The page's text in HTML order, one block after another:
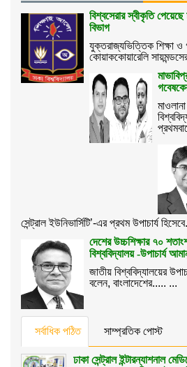
বিশ্বসেরার স্বীকৃতি পেয়েছে
বিভাগ
যুক্তরাজ্যভিত্তিক শিক্ষা ও
কোয়াককোয়ারেলি
সেন্ট্রাল ইউনিভার্সিটি’-এর প্রথম উপাচার্য
দেশের উচ্চশিক্ষার ৭০
বিশ্ববিদ্যালয় -উপাচার্য
জাতীয় বিশ্ববিদ্যালয়ের
বলেন, বাংলাদেশের..... ...
সর্বাধিক পঠিত সাম্প্রতিক পোস্ট
ঢাকা সেন্ট্রাল ইন্টারন্যাশনাল